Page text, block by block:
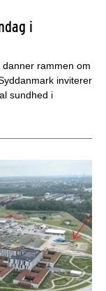
i
rammen om
inviterer
sundhed i